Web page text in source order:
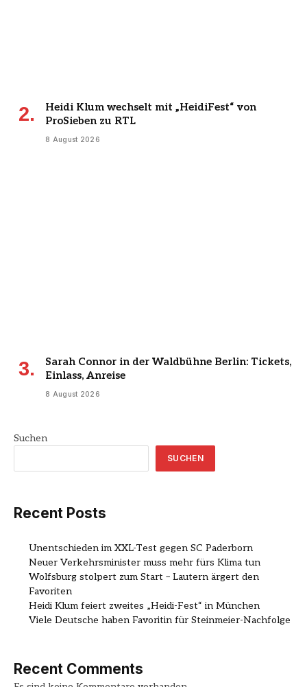
Heidi Klum wechselt mit „HeidiFest“ von
ProSieben zu RTL
8 August 2026
Sarah Connor in der Waldbühne Berlin: Tickets,
Einlass, Anreise
8 August 2026
Suchen
SUCHEN
Recent Posts
Unentschieden im XXL-Test gegen SC Paderborn
Neuer Verkehrsminister muss mehr fürs Klima tun
Wolfsburg stolpert zum Start – Lautern ärgert den
Favoriten
Heidi Klum feiert zweites „Heidi-Fest“ in München
Viele Deutsche haben Favoritin für Steinmeier-Nachfolge
Recent Comments